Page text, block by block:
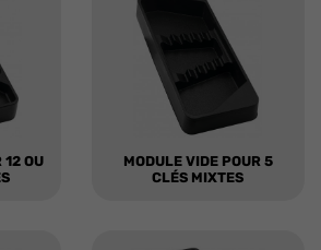
12 OU
MODULE VIDE POUR 5
CLÉS MIXTES